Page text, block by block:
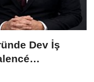
Dev İş